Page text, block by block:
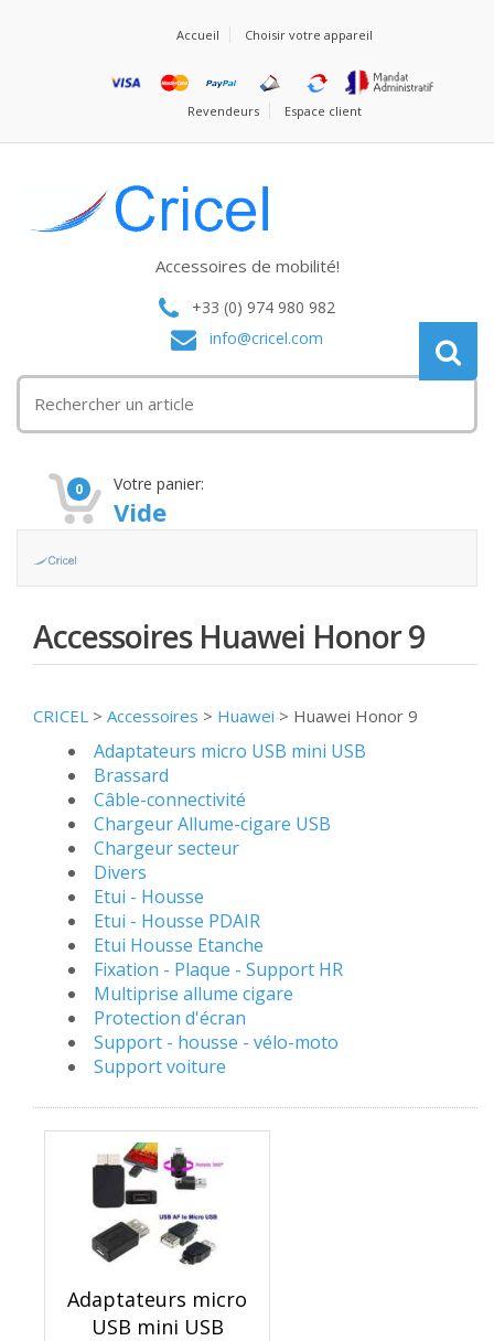
Accueil Choisir votre appareil
Revendeurs Espace client
Accessoires de mobilité!
+33 (0) 974 980 982
info@cricel.com
0 Votre panier:
Vide
Accessoires Huawei Honor 9
CRICEL > Accessoires > Huawei > Huawei Honor 9
Adaptateurs micro USB mini USB
Brassard
Câble-connectivité
Chargeur Allume-cigare USB
Chargeur secteur
Divers
Etui - Housse
Etui - Housse PDAIR
Etui Housse Etanche
Fixation - Plaque - Support HR
Multiprise allume cigare
Protection d'écran
Support - housse - vélo-moto
Support voiture
Adaptateurs micro
USB mini USB